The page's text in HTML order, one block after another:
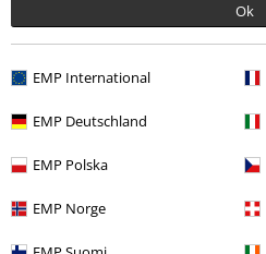
Ok
EMP International
EMP Deutschland
EMP Polska
EMP Norge
Ultimi articoli visualizzati